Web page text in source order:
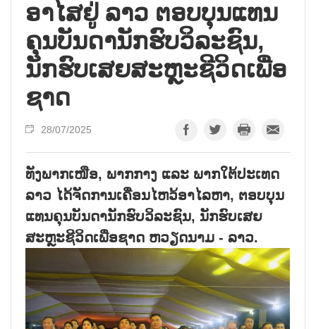
ອາໄສຢູ່ ລາວ ຕອບບຸນແທນ
ຄຸນບັນດານັກຮົບວິລະຊົນ,
ນັກຮົບເສຍສະຫຼະຊີວິດເພື່ອ
ຊາດ
28/07/2025
ທັງພາກເໜືອ, ພາກກາງ ແລະ ພາກໃຕ້ປະເທດ
ລາວ ໄດ້ຈັດການເຄື່ອນໄຫວ້ອາໄລຫາ, ຕອບບຸນ
ແທນຄຸນບັນດານັກຮົບວິລະຊົນ, ນັກຮົບເສຍ
ສະຫຼະຊີວິດເພື່ອຊາດ ຫວຽດນາມ - ລາວ.